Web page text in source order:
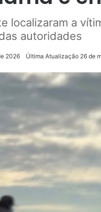
localizaram a
autoridades
2026 Última Atualização 26 de